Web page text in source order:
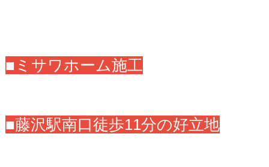
■ミサワホーム施工
■藤沢駅南口徒歩11分の好立地